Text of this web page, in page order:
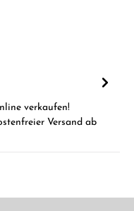
verkaufen!
Versand ab